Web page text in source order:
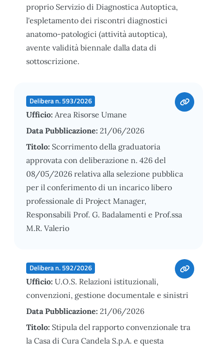
proprio Servizio di Diagnostica Autoptica,
l'espletamento dei riscontri diagnostici
anatomo-patologici (attività autoptica),
avente validità biennale dalla data di
sottoscrizione.
Delibera n. 593/2026
Ufficio: Area Risorse Umane
Data Pubblicazione: 21/06/2026
Titolo: Scorrimento della graduatoria
approvata con deliberazione n. 426 del
08/05/2026 relativa alla selezione pubblica
per il conferimento di un incarico libero
professionale di Project Manager,
Responsabili Prof. G. Badalamenti e Prof.ssa
M.R. Valerio
Delibera n. 592/2026
Ufficio: U.O.S. Relazioni istituzionali,
convenzioni, gestione documentale e sinistri
Data Pubblicazione: 21/06/2026
Titolo: Stipula del rapporto convenzionale tra
la Casa di Cura Candela S.p.A. e questa